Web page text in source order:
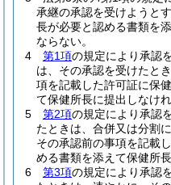
承継の承認を受けようと
長が必要と認める書類を
ならない。
4
第1項の規定により承認
は、その承認を受けたと
項を記載した許可証に保
て保健所長に提出しなけれ
5
第2項の規定により承認
たときは、合併又は分割
その承認前の事項を記載
める書類を添えて保健所
6
第3項の規定により承認